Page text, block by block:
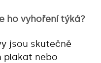
ho vyhoření týká?
jsou skutečně
plakat nebo